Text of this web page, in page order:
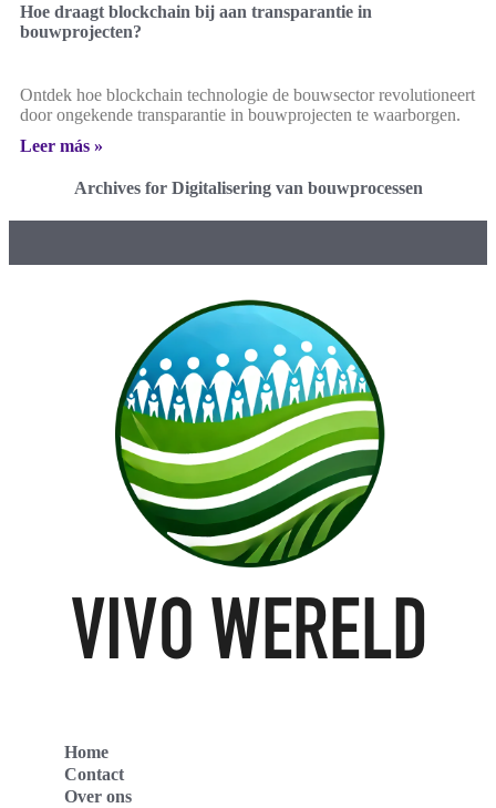
Hoe draagt blockchain bij aan transparantie in
bouwprojecten?
Ontdek hoe blockchain technologie de bouwsector revolutioneert
door ongekende transparantie in bouwprojecten te waarborgen.
Leer más »
Archives for Digitalisering van bouwprocessen
Home
Contact
Over ons